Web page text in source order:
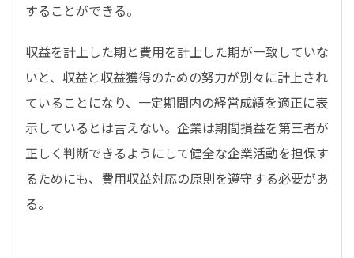
することができる。
収益を計上した期と費用を計上した期が一致していな
いと、収益と収益獲得のための努力が別々に計上され
ていることになり、一定期間内の経営成績を適正に表
示しているとは言えない。企業は期間損益を第三者が
正しく判断できるようにして健全な企業活動を担保す
るためにも、費用収益対応の原則を遵守する必要があ
る。